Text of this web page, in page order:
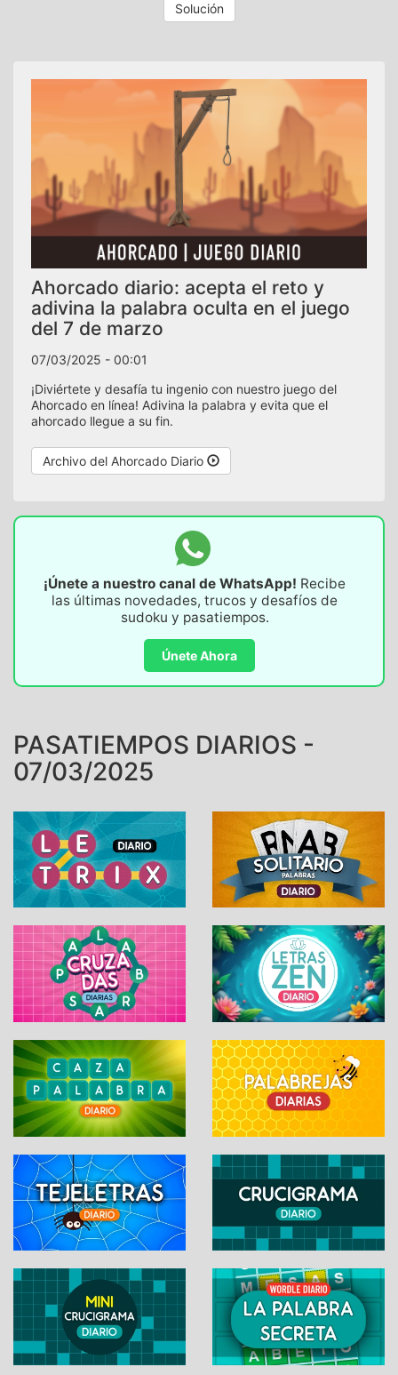
Solución
Ahorcado diario: acepta el reto y
adivina la palabra oculta en el juego
del 7 de marzo
07/03/2025 - 00:01
¡Diviértete y desafía tu ingenio con nuestro juego del
Ahorcado en línea! Adivina la palabra y evita que el
ahorcado llegue a su fin.
Archivo del Ahorcado Diario
¡Únete a nuestro canal de WhatsApp! Recibe
las últimas novedades, trucos y desafíos de
sudoku y pasatiempos.
Únete Ahora
PASATIEMPOS DIARIOS -
07/03/2025